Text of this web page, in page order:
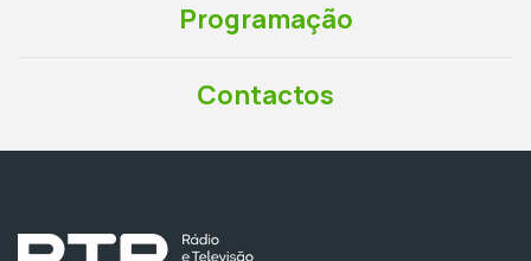
Programação
Contactos